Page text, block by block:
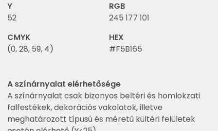
Y
52
RGB
245 177 101
CMYK
(0, 28, 59, 4)
HEX
#F5B165
A színárnyalat elérhetősége
A színárnyalat csak bizonyos beltéri és homlokzati
falfestékek, dekorációs vakolatok, illetve
meghatározott típusú és méretű kültéri felületek